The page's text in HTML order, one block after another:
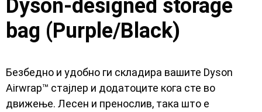
Dyson-designed storage
bag (Purple/Black)
Безбедно и удобно ги складира вашите Dyson
Airwrap™ стајлер и додатоците кога сте во
движење. Лесен и пренослив, така што е